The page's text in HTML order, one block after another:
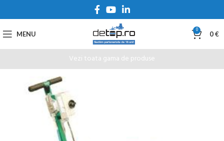
MENU 0 0€
Vezi toata gama de produse